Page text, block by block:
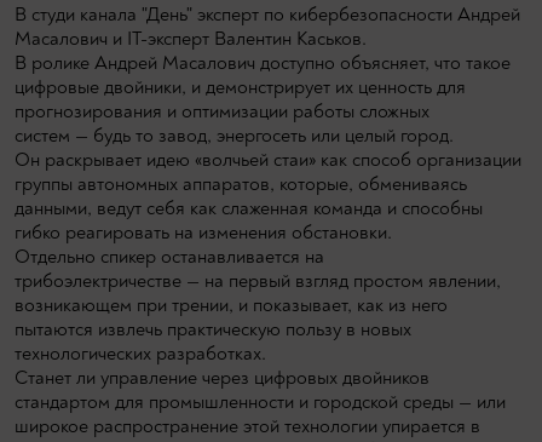
В студи канала "День" эксперт по кибербезопасности Андрей
Масалович и IT-эксперт Валентин Каськов.
В ролике Андрей Масалович доступно объясняет, что такое
цифровые двойники, и демонстрирует их ценность для
прогнозирования и оптимизации работы сложных
систем — будь то завод, энергосеть или целый город.
Он раскрывает идею «волчьей стаи» как способ организации
группы автономных аппаратов, которые, обмениваясь
данными, ведут себя как слаженная команда и способны
гибко реагировать на изменения обстановки.
Отдельно спикер останавливается на
трибоэлектричестве — на первый взгляд простом явлении,
возникающем при трении, и показывает, как из него
пытаются извлечь практическую пользу в новых
технологических разработках.
Станет ли управление через цифровых двойников
стандартом для промышленности и городской среды — или
широкое распространение этой технологии упирается в